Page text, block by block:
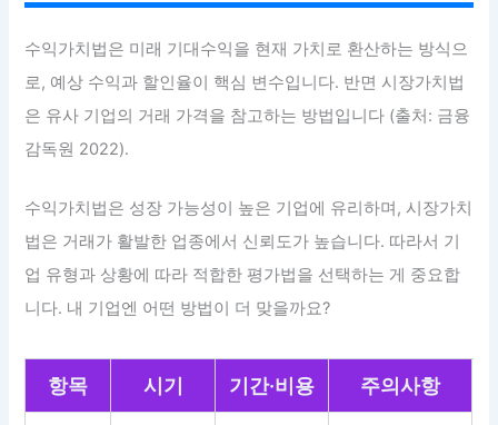
수익가치법은 미래 기대수익을 현재 가치로 환산하는 방식으
로, 예상 수익과 할인율이 핵심 변수입니다. 반면 시장가치법
은 유사 기업의 거래 가격을 참고하는 방법입니다 (출처: 금융
감독원 2022).
수익가치법은 성장 가능성이 높은 기업에 유리하며, 시장가치
법은 거래가 활발한 업종에서 신뢰도가 높습니다. 따라서 기
업 유형과 상황에 따라 적합한 평가법을 선택하는 게 중요합
니다. 내 기업엔 어떤 방법이 더 맞을까요?
항목 시기 기간·비용 주의사항